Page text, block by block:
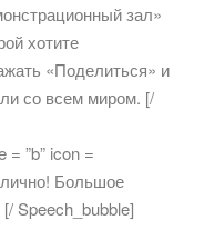
зал»
хотите
«Поделиться» и
со всем миром. [/
= ”b” icon =
Большое
Speech_bubble]